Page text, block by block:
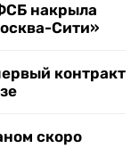
накрыла
Сити»
контракт
скоро